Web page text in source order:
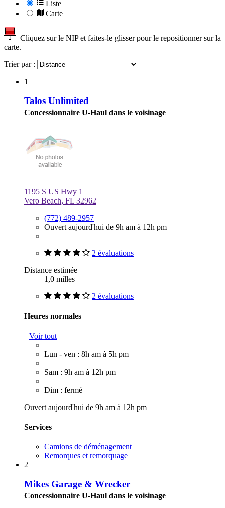
Liste
Carte
Cliquez sur le NIP et faites-le glisser pour le repositionner sur la
carte.
Trier par :
1
Talos Unlimited
Concessionnaire U-Haul dans le voisinage
1195 S US Hwy 1
Vero Beach, FL 32962
(772) 489-2957
Ouvert aujourd'hui de 9h am à 12h pm
2 évaluations
Distance estimée
1,0 milles
2 évaluations
Heures normales
Voir tout
Lun - ven : 8h am à 5h pm
Sam : 9h am à 12h pm
Dim : fermé
Ouvert aujourd'hui de 9h am à 12h pm
Services
Camions de déménagement
Remorques et remorquage
2
Mikes Garage & Wrecker
Concessionnaire U-Haul dans le voisinage